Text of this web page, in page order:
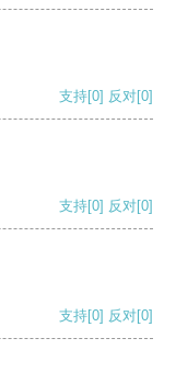
支持[0] 反对[0]
支持[0] 反对[0]
支持[0] 反对[0]